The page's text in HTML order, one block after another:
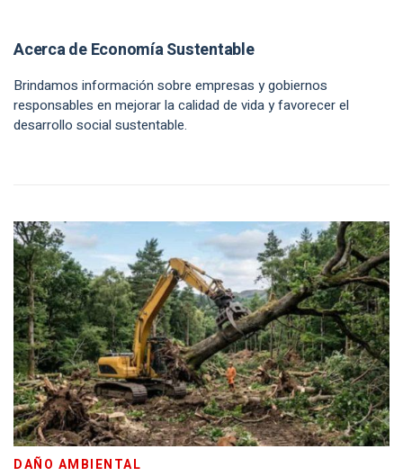
Acerca de Economía Sustentable
Brindamos información sobre empresas y gobiernos
responsables en mejorar la calidad de vida y favorecer el
desarrollo social sustentable.
DAÑO AMBIENTAL